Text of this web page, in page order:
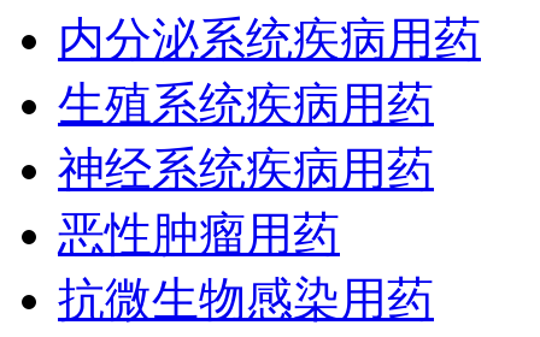
内分泌系统疾病用药
生殖系统疾病用药
神经系统疾病用药
恶性肿瘤用药
抗微生物感染用药